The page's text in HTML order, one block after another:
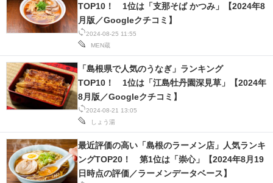
2024-08-25 11:55
MEN蔵
TOP10！ 1位は「支那そば かつみ」【2024年8
月版／Googleクチコミ】
2024-08-21 13:05
しょう湯
「島根県で人気のうなぎ」ランキング
TOP10！ 1位は「江島牡丹園深見草」【2024年
8月版／Googleクチコミ】
最近評価の高い「島根のラーメン店」人気ランキ
ングTOP20！ 第1位は「崇心」【2024年8月19
日時点の評価／ラーメンデータベース】